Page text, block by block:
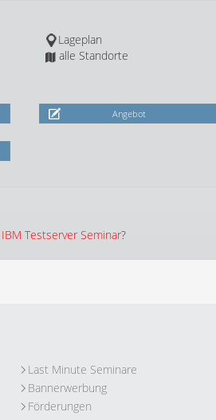
Lageplan
alle Standorte
Angebot
IBM Testserver Seminar?
Last Minute Seminare
Bannerwerbung
Förderungen